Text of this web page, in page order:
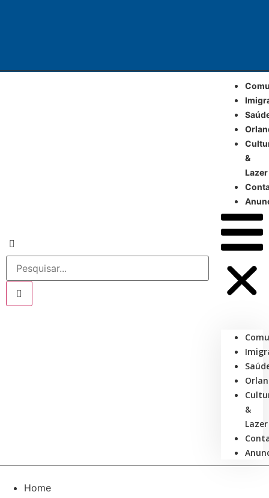
&
Lazer
&
Lazer
Home